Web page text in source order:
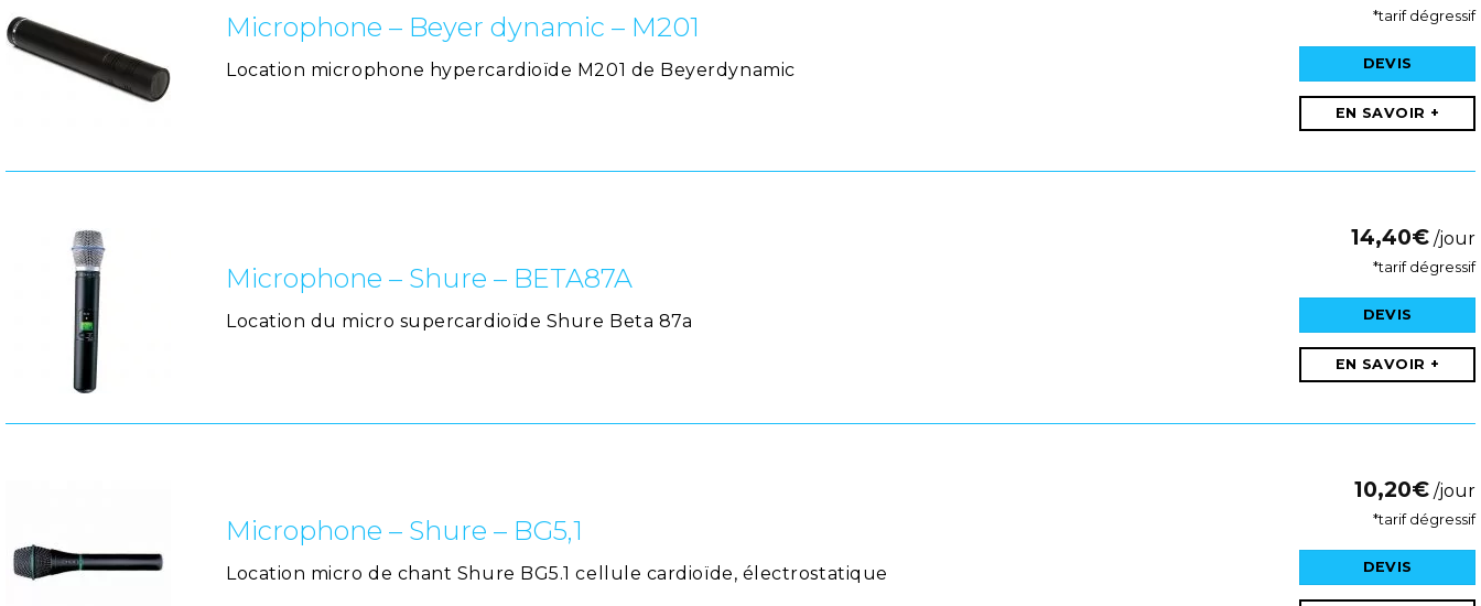
Microphone – Beyer dynamic – M201
Location microphone hypercardioïde M201 de Beyerdynamic
*tarif dégressif
DEVIS
EN SAVOIR +
Microphone – Shure – BETA87A
Location du micro supercardioïde Shure Beta 87a
14,40€ /jour
*tarif dégressif
DEVIS
EN SAVOIR +
Microphone – Shure – BG5,1
Location micro de chant Shure BG5.1 cellule cardioïde, électrostatique
10,20€ /jour
*tarif dégressif
DEVIS